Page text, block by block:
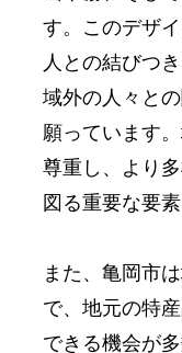
す。このデザ
人との結びつ
域外の人々と
願っています
尊重し、より
図る重要な要素
また、亀岡市
で、地元の特
できる機会が